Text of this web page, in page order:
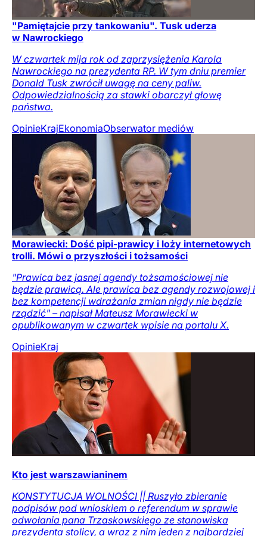
"Pamiętajcie przy tankowaniu". Tusk uderza
w Nawrockiego
W czwartek mija rok od zaprzysiężenia Karola
Nawrockiego na prezydenta RP. W tym dniu premier
Donald Tusk zwrócił uwagę na ceny paliw.
Odpowiedzialnością za stawki obarczył głowę
państwa.
OpinieKrajEkonomiaObserwator mediów
Morawiecki: Dość pipi-prawicy i loży internetowych
trolli. Mówi o przyszłości i tożsamości
"Prawica bez jasnej agendy tożsamościowej nie
będzie prawicą. Ale prawica bez agendy rozwojowej i
bez kompetencji wdrażania zmian nigdy nie będzie
rządzić" – napisał Mateusz Morawiecki w
opublikowanym w czwartek wpisie na portalu X.
OpinieKraj
Kto jest warszawianinem
KONSTYTUCJA WOLNOŚCI || Ruszyło zbieranie
podpisów pod wnioskiem o referendum w sprawie
odwołania pana Trzaskowskiego ze stanowiska
prezydenta stolicy, a wraz z nim jeden z najbardziej